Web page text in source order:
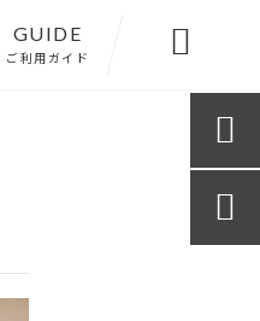
GUIDE
ご利用ガイド 

